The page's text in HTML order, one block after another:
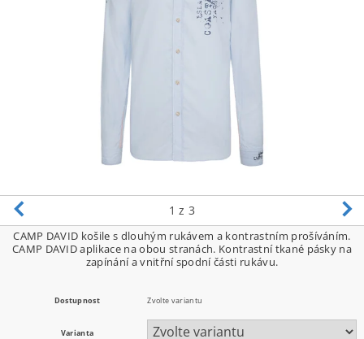
1 z 3
CAMP DAVID košile s dlouhým rukávem a kontrastním prošíváním.
CAMP DAVID aplikace na obou stranách. Kontrastní tkané pásky na
zapínání a vnitřní spodní části rukávu.
Dostupnost Zvolte variantu
Varianta